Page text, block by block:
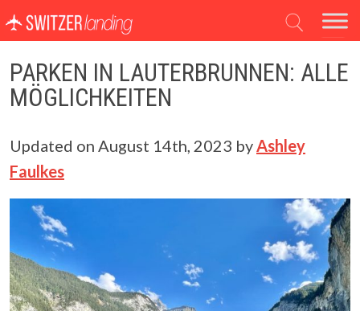
Hauptnavigation
PARKEN IN LAUTERBRUNNEN: ALLE
MÖGLICHKEITEN
Updated on August 14th, 2023 byAshley
Faulkes